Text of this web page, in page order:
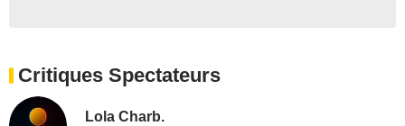
Critiques Spectateurs
Lola Charb.